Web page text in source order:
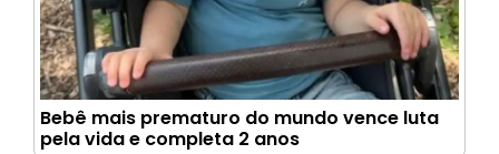
Bebê mais prematuro do mundo vence luta
pela vida e completa 2 anos